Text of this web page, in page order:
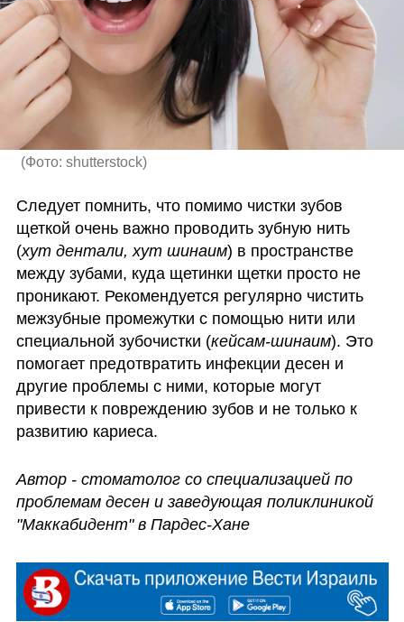
(Фото: shutterstock)
Следует помнить, что помимо чистки зубов
щеткой очень важно проводить зубную нить
(хут дентали, хут шинаим) в пространстве
между зубами, куда щетинки щетки просто не
проникают. Рекомендуется регулярно чистить
межзубные промежутки с помощью нити или
специальной зубочистки (кейсам-шинаим). Это
помогает предотвратить инфекции десен и
другие проблемы с ними, которые могут
привести к повреждению зубов и не только к
развитию кариеса.
Автор - стоматолог со специализацией по
проблемам десен и заведующая поликлиникой
"Маккабидент" в Пардес-Хане